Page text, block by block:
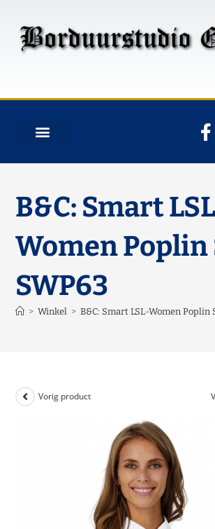
B&C: Smart
Women
SWP63
> Winkel > B&C: Smart LSL-Women Poplin
Vorig product